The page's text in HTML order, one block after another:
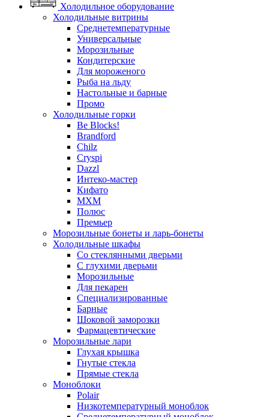
Холодильное оборудование
Холодильные витрины
Среднетемпературные
Универсальные
Морозильные
Кондитерские
Для мороженого
Рыба на льду
Настольные и барные
Промо
Холодильные горки
Be Blocks!
Brandford
Chilz
Cryspi
Dazzl
Интеко-мастер
Кифато
МХМ
Полюс
Премьер
Морозильные бонеты и ларь-бонеты
Холодильные шкафы
Со стеклянными дверьми
С глухими дверьми
Морозильные
Для пекарен
Специализированные
Барные
Шоковой заморозки
Фармацевтические
Морозильные лари
Глухая крышка
Гнутые стекла
Прямые стекла
Моноблоки
Polair
Низкотемпературный моноблок